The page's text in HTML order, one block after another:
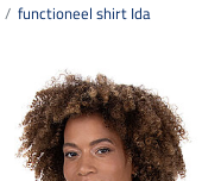
functioneel shirt Ida